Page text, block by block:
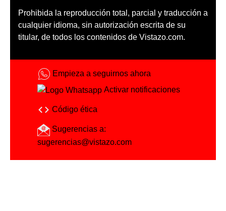
Prohibida la reproducción total, parcial y traducción a
cualquier idioma, sin autorización escrita de su
titular, de todos los contenidos de Vistazo.com.
Empieza a seguirnos ahora
Activar notificaciones
Código ética
Sugerencias a:
sugerencias@vistazo.com